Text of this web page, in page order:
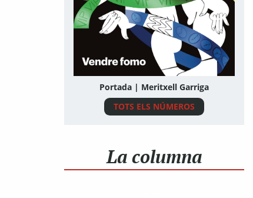
Portada | Meritxell Garriga
TOTS ELS NÚMEROS
La columna